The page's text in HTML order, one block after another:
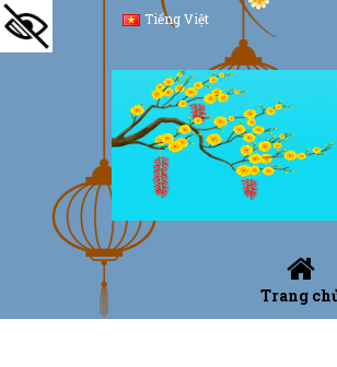
Tiếng Việt
Trang